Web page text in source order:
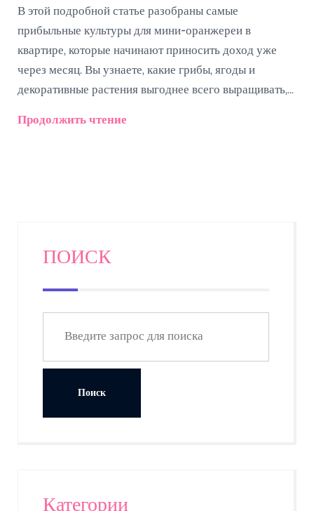
В этой подробной статье разобраны самые
прибыльные культуры для мини-оранжереи в
квартире, которые начинают приносить доход уже
через месяц. Вы узнаете, какие грибы, ягоды и
декоративные растения выгоднее всего выращивать,
внимание при запуске домашнего бизнеса и какие
Продолжить чтение
ПОИСК
Категории